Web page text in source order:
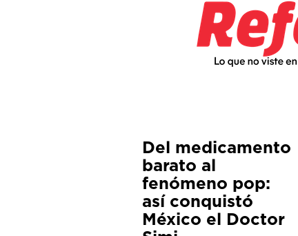
Del medicamento
barato al
fenómeno pop:
así conquistó
México el Doctor